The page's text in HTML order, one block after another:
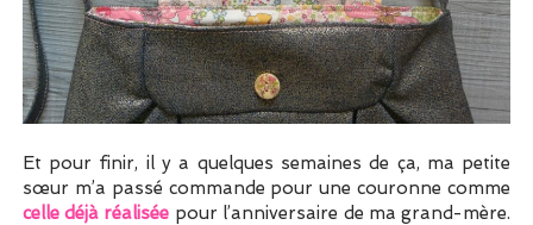
Et pour finir, il y a quelques semaines de ça, ma petite
sœur m’a passé commande pour une couronne comme
celle déjà réalisée pour l’anniversaire de ma grand-mère.